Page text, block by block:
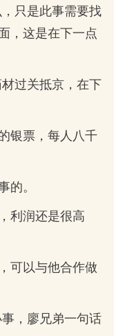
只是此事需要找
，这是在下一点
过关抵京，在下
银票，每人八千
。
利润还是很高
可以与他合作做
，廖兄弟一句话